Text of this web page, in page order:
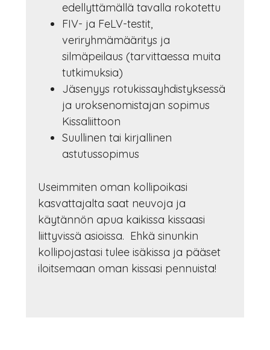
edellyttämällä tavalla rokotettu
FIV- ja FeLV-testit,
veriryhmämääritys ja
silmäpeilaus (tarvittaessa muita
tutkimuksia)
Jäsenyys rotukissayhdistyksessä
ja uroksenomistajan sopimus
Kissaliittoon
Suullinen tai kirjallinen
astutussopimus
Useimmiten oman kollipoikasi
kasvattajalta saat neuvoja ja
käytännön apua kaikissa kissaasi
liittyvissä asioissa. Ehkä sinunkin
kollipojastasi tulee isäkissa ja pääset
iloitsemaan oman kissasi pennuista!